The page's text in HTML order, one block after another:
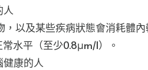
人
，以及某些疾病狀態會消耗體
水平（至少0.8μm/l）。
康的人